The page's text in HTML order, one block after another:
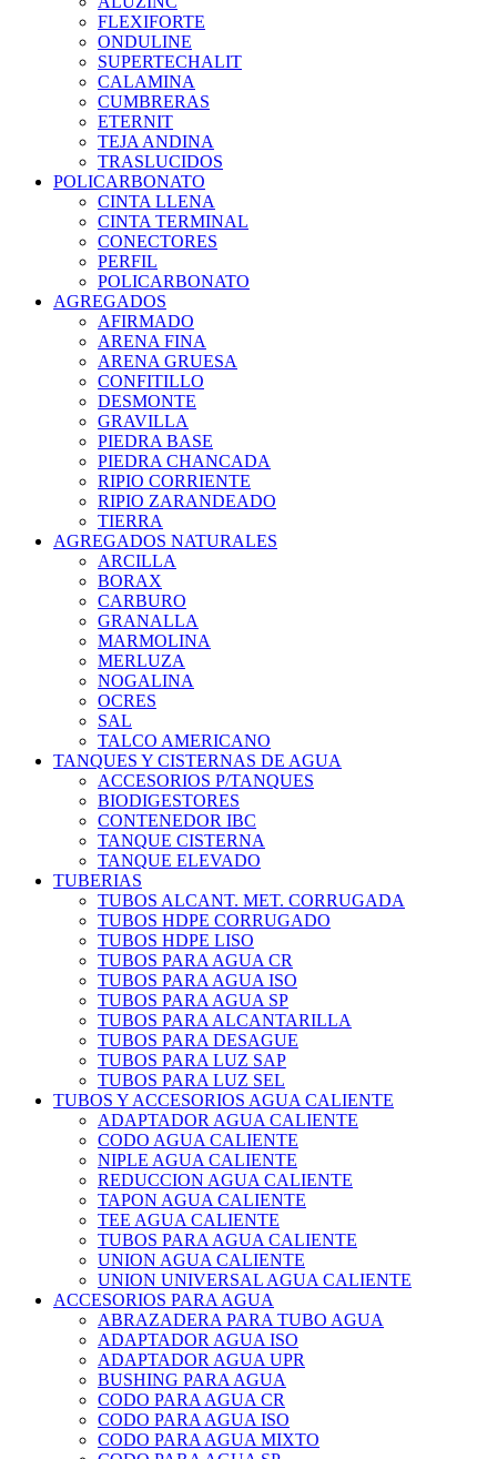
FLEXIFORTE
ONDULINE
SUPERTECHALIT
CALAMINA
CUMBRERAS
ETERNIT
TEJA ANDINA
TRASLUCIDOS
POLICARBONATO
CINTA LLENA
CINTA TERMINAL
CONECTORES
PERFIL
POLICARBONATO
AGREGADOS
AFIRMADO
ARENA FINA
ARENA GRUESA
CONFITILLO
DESMONTE
GRAVILLA
PIEDRA BASE
PIEDRA CHANCADA
RIPIO CORRIENTE
RIPIO ZARANDEADO
TIERRA
AGREGADOS NATURALES
ARCILLA
BORAX
CARBURO
GRANALLA
MARMOLINA
MERLUZA
NOGALINA
OCRES
SAL
TALCO AMERICANO
TANQUES Y CISTERNAS DE AGUA
ACCESORIOS P/TANQUES
BIODIGESTORES
CONTENEDOR IBC
TANQUE CISTERNA
TANQUE ELEVADO
TUBERIAS
TUBOS ALCANT. MET. CORRUGADA
TUBOS HDPE CORRUGADO
TUBOS HDPE LISO
TUBOS PARA AGUA CR
TUBOS PARA AGUA ISO
TUBOS PARA AGUA SP
TUBOS PARA ALCANTARILLA
TUBOS PARA DESAGUE
TUBOS PARA LUZ SAP
TUBOS PARA LUZ SEL
TUBOS Y ACCESORIOS AGUA CALIENTE
ADAPTADOR AGUA CALIENTE
CODO AGUA CALIENTE
NIPLE AGUA CALIENTE
REDUCCION AGUA CALIENTE
TAPON AGUA CALIENTE
TEE AGUA CALIENTE
TUBOS PARA AGUA CALIENTE
UNION AGUA CALIENTE
UNION UNIVERSAL AGUA CALIENTE
ACCESORIOS PARA AGUA
ABRAZADERA PARA TUBO AGUA
ADAPTADOR AGUA ISO
ADAPTADOR AGUA UPR
BUSHING PARA AGUA
CODO PARA AGUA CR
CODO PARA AGUA ISO
CODO PARA AGUA MIXTO